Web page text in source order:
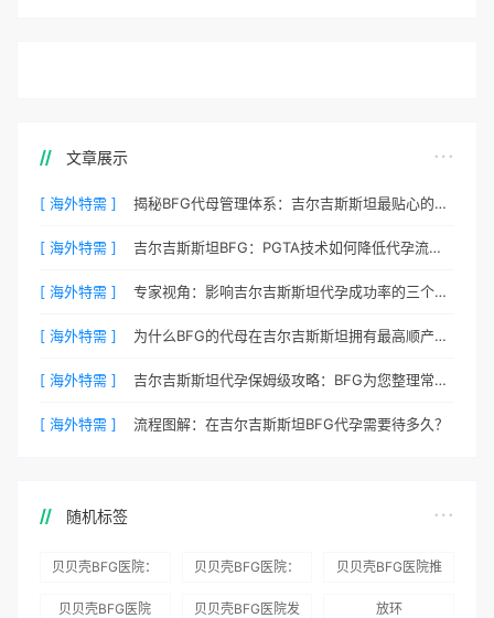
文章展示
[ 海外特需 ] 揭秘BFG代母管理体系：吉尔吉斯斯坦最贴心的生活照顾
[ 海外特需 ] 吉尔吉斯斯坦BFG：PGTA技术如何降低代孕流产风险？
[ 海外特需 ] 专家视角：影响吉尔吉斯斯坦代孕成功率的三个核心要素
[ 海外特需 ] 为什么BFG的代母在吉尔吉斯斯坦拥有最高顺产率？
[ 海外特需 ] 吉尔吉斯斯坦代孕保姆级攻略：BFG为您整理常见QA
[ 海外特需 ] 流程图解：在吉尔吉斯斯坦BFG代孕需要待多久？
随机标签
贝贝壳BFG医院：
贝贝壳BFG医院：
贝贝壳BFG医院推
贝贝壳BFG医院
贝贝壳BFG医院发
放环